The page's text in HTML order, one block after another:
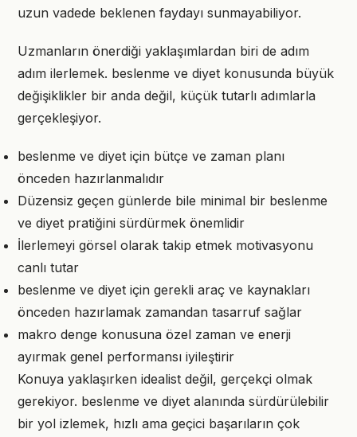
uzun vadede beklenen faydayı sunmayabiliyor.
Uzmanların önerdiği yaklaşımlardan biri de adım
adım ilerlemek. beslenme ve diyet konusunda büyük
değişiklikler bir anda değil, küçük tutarlı adımlarla
gerçekleşiyor.
beslenme ve diyet için bütçe ve zaman planı
önceden hazırlanmalıdır
Düzensiz geçen günlerde bile minimal bir beslenme
ve diyet pratiğini sürdürmek önemlidir
İlerlemeyi görsel olarak takip etmek motivasyonu
canlı tutar
beslenme ve diyet için gerekli araç ve kaynakları
önceden hazırlamak zamandan tasarruf sağlar
makro denge konusuna özel zaman ve enerji
ayırmak genel performansı iyileştirir
Konuya yaklaşırken idealist değil, gerçekçi olmak
gerekiyor. beslenme ve diyet alanında sürdürülebilir
bir yol izlemek, hızlı ama geçici başarıların çok